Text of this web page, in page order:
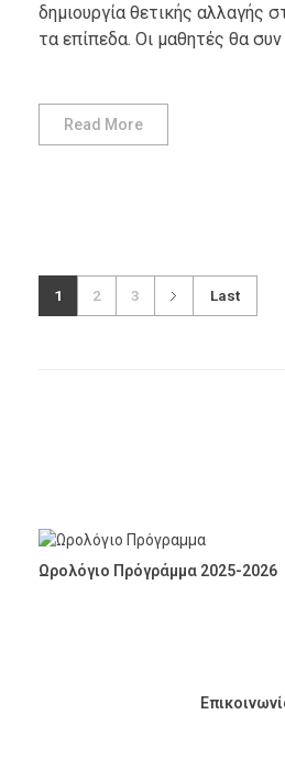
δημιουργία θετικής αλλαγής
τα επίπεδα. Οι μαθητές θα συν
Read More
1 2 3 Last
Ωρολόγιο Πρόγράμμα 2025-2026